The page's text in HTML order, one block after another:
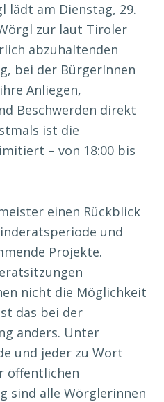
lädt am Dienstag, 29.
zur laut Tiroler
abzuhaltenden
bei der BürgerInnen
Anliegen,
Beschwerden direkt
ist die
– von 18:00 bis
einen Rückblick
und
Projekte.
nicht die Möglichkeit
das bei der
anders. Unter
und jeder zu Wort
öffentlichen
sind alle Wörglerinnen